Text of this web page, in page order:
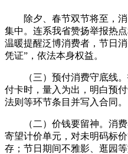
除夕、春节双节将至，消
集中。连系我省赞扬举报热
温暖提醒泛博消费者，节日
凭证”，依法本身权益。
（三）预付消费守底线。
付卡时，量入为出，明白预
法则等环节条目并写入合同。
（二）价钱要留神。消费
寄望计价单元，对未明码标
存；节日期间不雅影、逛园